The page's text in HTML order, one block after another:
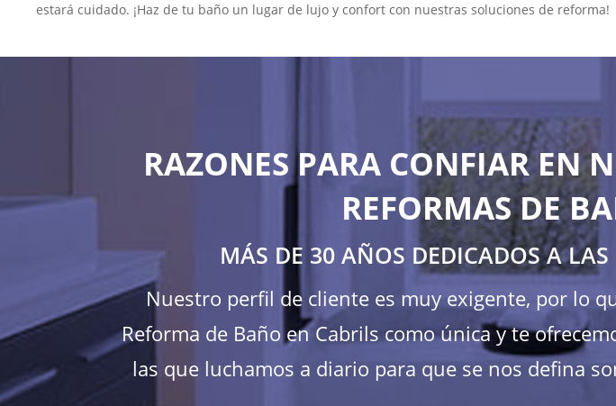
estará cuidado. ¡Haz de tu baño un lugar de lujo y confort con nuestras soluciones de reforma!
RAZONES PARA CONFIAR EN
REFORMAS DE
MÁS DE 30 AÑOS DEDICADOS A
Nuestro perfil de cliente es muy exigente, por lo
Reforma de Baño en Cabrils como única y te
las que luchamos a diario para que se nos defina